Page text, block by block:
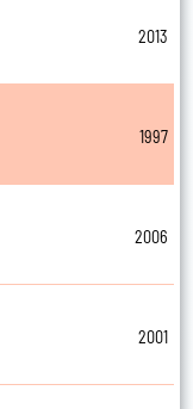
2013
1997
2006
2001